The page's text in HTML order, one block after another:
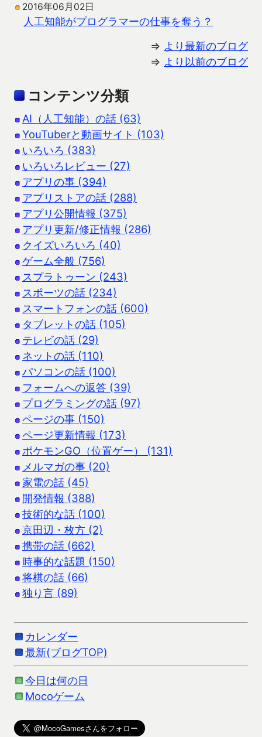
2016年06月02日
人工知能がプログラマーの仕事を奪う？
⇒ より最新のブログ
⇒ より以前のブログ
コンテンツ分類
AI（人工知能）の話 (63)
YouTuberと動画サイト (103)
いろいろ (383)
いろいろレビュー (27)
アプリの事 (394)
アプリストアの話 (288)
アプリ公開情報 (375)
アプリ更新/修正情報 (286)
クイズいろいろ (40)
ゲーム全般 (756)
スプラトゥーン (243)
スポーツの話 (234)
スマートフォンの話 (600)
タブレットの話 (105)
テレビの話 (29)
ネットの話 (110)
パソコンの話 (100)
フォームへの返答 (39)
プログラミングの話 (97)
ページの事 (150)
ページ更新情報 (173)
ポケモンGO（位置ゲー） (131)
メルマガの事 (20)
家電の話 (45)
開発情報 (388)
技術的な話 (100)
京田辺・枚方 (2)
携帯の話 (662)
時事的な話題 (150)
将棋の話 (66)
独り言 (89)
カレンダー
最新(ブログTOP)
今日は何の日
Mocoゲーム